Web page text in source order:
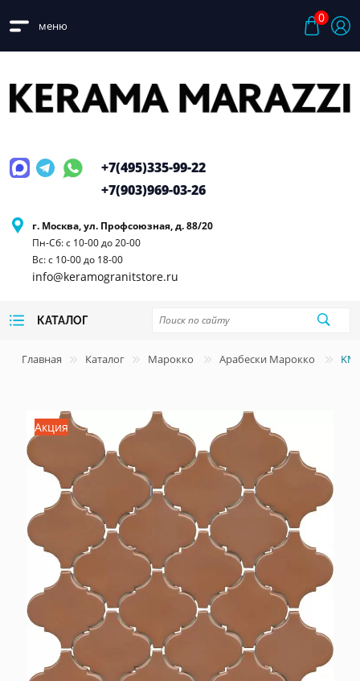
меню
0
г. Москва, ул. Профсоюзная, д. 88/20
Пн-Сб: с 10-00 до 20-00
Вс: с 10-00 до 18-00
info@keramogranitstore.ru
+7(495)335-99-22
+7(903)969-03-26
КАТАЛОГ
Главная Каталог Марокко Арабески Марокко
Акция